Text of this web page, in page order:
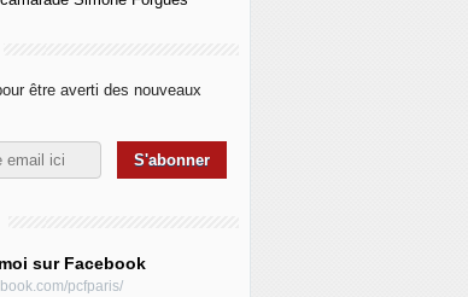
être averti des nouveaux
sur Facebook
pcfparis/